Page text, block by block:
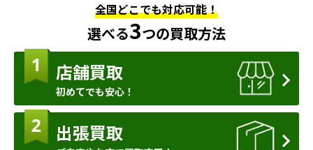
全国どこでも対応可能！
選べる3つの買取方法
店舗買取
初めてでも安心！
出張買取